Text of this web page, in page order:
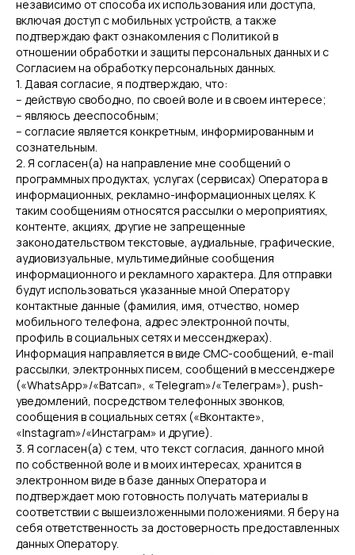
независимо от способа их использования или доступа,
включая доступ с мобильных устройств, а также
подтверждаю факт ознакомления с Политикой в
отношении обработки и защиты персональных данных и с
Согласием на обработку персональных данных.
1. Давая согласие, я подтверждаю, что:
– действую свободно, по своей воле и в своем интересе;
– являюсь дееспособным;
– согласие является конкретным, информированным и
сознательным.
2. Я согласен(а) на направление мне сообщений о
программных продуктах, услугах (сервисах) Оператора в
информационных, рекламно-информационных целях. К
таким сообщениям относятся рассылки о мероприятиях,
контенте, акциях, другие не запрещенные
законодательством текстовые, аудиальные, графические,
аудиовизуальные, мультимедийные сообщения
информационного и рекламного характера. Для отправки
будут использоваться указанные мной Оператору
контактные данные (фамилия, имя, отчество, номер
мобильного телефона, адрес электронной почты,
профиль в социальных сетях и мессенджерах).
Информация направляется в виде СМС-сообщений, e-mail
рассылки, электронных писем, сообщений в мессенджере
(«WhatsApp»/«Ватсап», «Telegram»/«Телеграм»), push-
уведомлений, посредством телефонных звонков,
сообщения в социальных сетях («Вконтакте»,
«Instagram»/«Инстаграм» и другие).
3. Я согласен(а) с тем, что текст согласия, данного мной
по собственной воле и в моих интересах, хранится в
электронном виде в базе данных Оператора и
подтверждает мою готовность получать материалы в
соответствии с вышеизложенными положениями. Я беру на
себя ответственность за достоверность предоставленных
данных Оператору.